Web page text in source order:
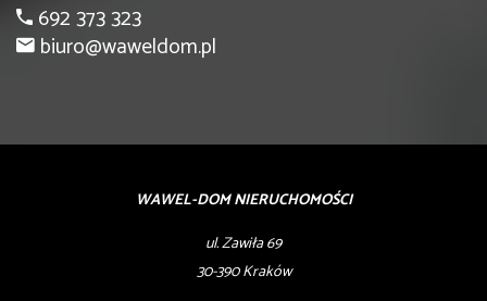
692 373 323
biuro@waweldom.pl
WAWEL-DOM NIERUCHOMOŚCI
ul. Zawiła 69
30-390 Kraków